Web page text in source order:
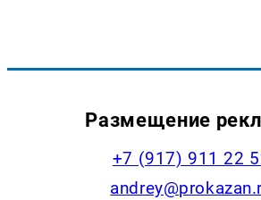
Размещение
+7 (917) 911 22